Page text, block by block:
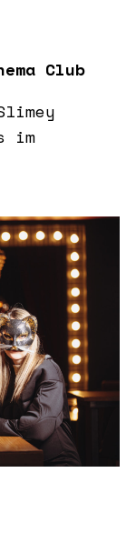
Club
im